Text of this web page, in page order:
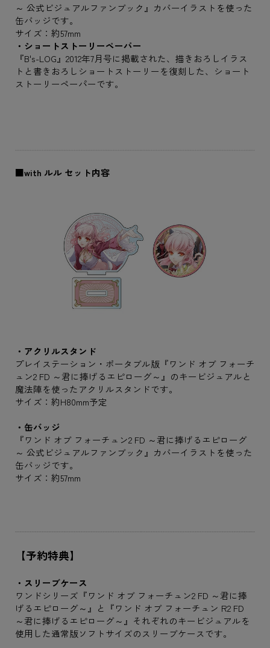
～ 公式ビジュアルファンブック』カバーイラストを使った
缶バッジです。
サイズ：約57mm
・ショートストーリーペーパー
『B's-LOG』2012年7月号に掲載された、描きおろしイラス
トと書きおろしショートストーリーを復刻した、ショート
ストーリーペーパーです。
■with ルル セット内容
・アクリルスタンド
プレイステーション・ポータブル版『ワンド オブ フォーチ
ュン2 FD ～君に捧げるエピローグ～』のキービジュアルと
魔法陣を使ったアクリルスタンドです。
サイズ：約H80mm予定
・缶バッジ
『ワンド オブ フォーチュン2 FD ～君に捧げるエピローグ
～ 公式ビジュアルファンブック』カバーイラストを使った
缶バッジです。
サイズ：約57mm
【予約特典】
・スリーブケース
ワンドシリーズ『ワンド オブ フォーチュン2 FD ～君に捧
げるエピローグ～』と『ワンド オブ フォーチュン R2 FD
～君に捧げるエピローグ～』それぞれのキービジュアルを
使用した通常版ソフトサイズのスリーブケースです。